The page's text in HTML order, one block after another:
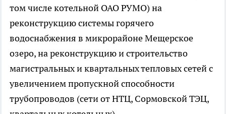
том числе котельной ОАО РУМО) на
реконструкцию системы горячего
водоснабжения в микрорайоне Мещерское
озеро, на реконструкцию и строительство
магистральных и квартальных тепловых сетей с
увеличением пропускной способности
трубопроводов (сети от НТЦ, Сормовской ТЭЦ,